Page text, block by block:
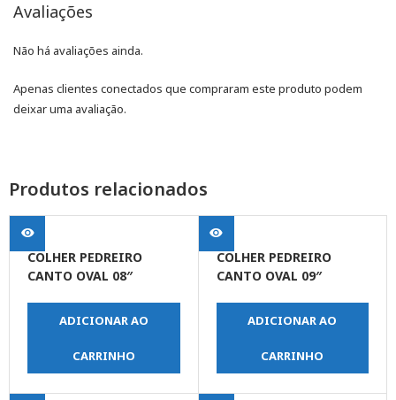
Avaliações
Não há avaliações ainda.
Apenas clientes conectados que compraram este produto podem
deixar uma avaliação.
Produtos relacionados
COLHER PEDREIRO
CANTO OVAL 08″
ADICIONAR AO
CARRINHO
COLHER PEDREIRO
CANTO OVAL 09″
ADICIONAR AO
CARRINHO